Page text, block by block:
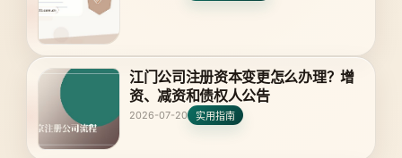
江门公司注册资本变更怎么办理？增
资、减资和债权人公告
2026-07-20 实用指南